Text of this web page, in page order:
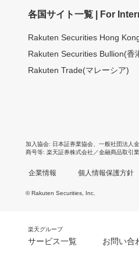
各国サイト一覧 | For
Rakuten Securities Hong
Rakuten Securities Bullion(香
Rakuten Trade(マレーシア)
加入協会 日本証券業協会 一般社団法人
商号等 楽天証券株式会社／金融商品取引
企業情報 個人情報保護方針
© Rakuten Securities, Inc.
楽天グループ
サービス一覧 お問い合